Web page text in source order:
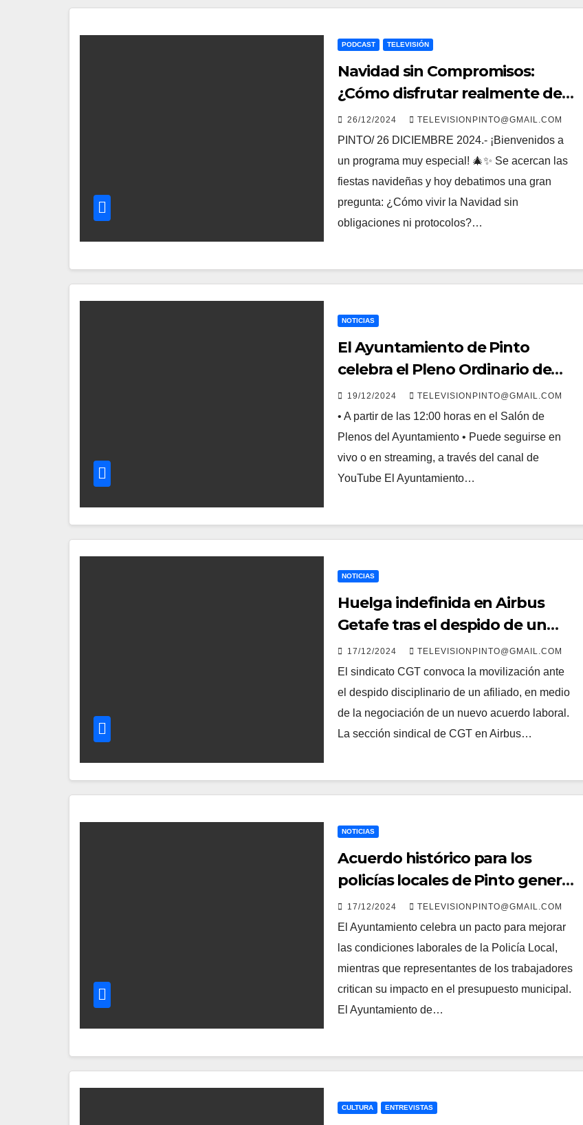
PODCAST TELEVISIÓN
Navidad sin Compromisos:
¿Cómo disfrutar realmente de
estas fiestas?
26/12/2024 TELEVISIONPINTO@GMAIL.COM
PINTO/ 26 DICIEMBRE 2024.- ¡Bienvenidos a
un programa muy especial! 🎄✨ Se acercan las
fiestas navideñas y hoy debatimos una gran
pregunta: ¿Cómo vivir la Navidad sin
obligaciones ni protocolos?…
NOTICIAS
El Ayuntamiento de Pinto
celebra el Pleno Ordinario de
diciembre el jueves día 19
19/12/2024 TELEVISIONPINTO@GMAIL.COM
• A partir de las 12:00 horas en el Salón de
Plenos del Ayuntamiento • Puede seguirse en
vivo o en streaming, a través del canal de
YouTube El Ayuntamiento…
NOTICIAS
Huelga indefinida en Airbus
Getafe tras el despido de un
trabajador y las tensiones por el
convenio colectivo
17/12/2024 TELEVISIONPINTO@GMAIL.COM
El sindicato CGT convoca la movilización ante
el despido disciplinario de un afiliado, en medio
de la negociación de un nuevo acuerdo laboral.
La sección sindical de CGT en Airbus…
NOTICIAS
Acuerdo histórico para los
policías locales de Pinto genera
controversia entre sindicatos y
plantilla
17/12/2024 TELEVISIONPINTO@GMAIL.COM
El Ayuntamiento celebra un pacto para mejorar
las condiciones laborales de la Policía Local,
mientras que representantes de los trabajadores
critican su impacto en el presupuesto municipal.
El Ayuntamiento de…
CULTURA ENTREVISTAS